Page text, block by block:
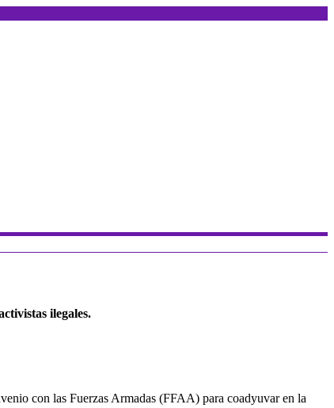
ilegales.
con las Fuerzas Armadas (FFAA) para coadyuvar en la